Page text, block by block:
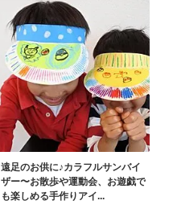
遠足のお供に♪カラフルサンバイ
ザー〜お散歩や運動会、お遊戯で
も楽しめる手作りアイ...